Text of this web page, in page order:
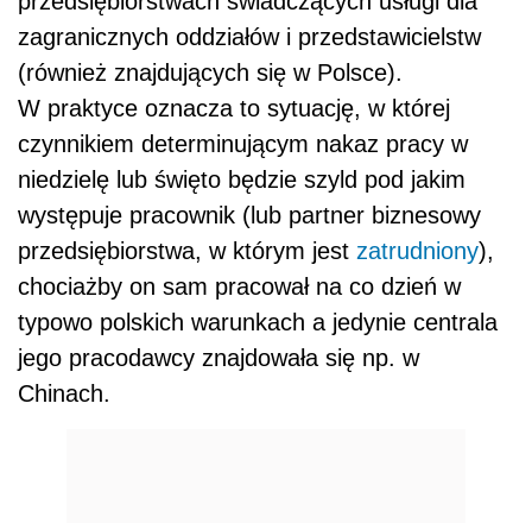
zagranicznych oddziałów i przedstawicielstw
(również znajdujących się w Polsce).
W praktyce oznacza to sytuację, w której
czynnikiem determinującym nakaz pracy w
niedzielę lub święto będzie szyld pod jakim
występuje pracownik (lub partner biznesowy
przedsiębiorstwa, w którym jest zatrudniony),
chociażby on sam pracował na co dzień w
typowo polskich warunkach a jedynie centrala
jego pracodawcy znajdowała się np. w
Chinach.